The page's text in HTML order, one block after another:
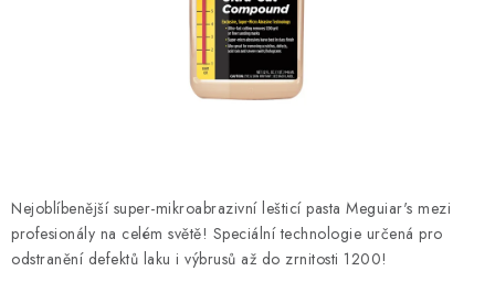
Věrnostní program
Všeobecné obchodní podmínky
Podmínky ochrany osobních údajů
Mapa serveru
Nejoblíbenější super-mikroabrazivní lešticí pasta Meguiar's mezi
profesionály na celém světě! Speciální technologie určená pro
odstranění defektů laku i výbrusů až do zrnitosti 1200!